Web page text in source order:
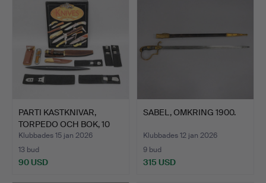
PARTI KASTKNIVAR,
TORPEDO OCH BOK, 10
DELA…
Klubbades 15 jan 2026
13 bud
90 USD
SABEL, OMKRING 1900.
Klubbades 12 jan 2026
9 bud
315 USD